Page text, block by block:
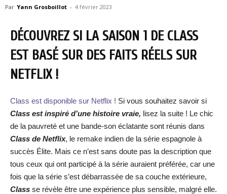
Par Yann Grosboillot - 4 février 2023
DÉCOUVREZ SI LA SAISON 1 DE CLASS
EST BASÉ SUR DES FAITS RÉELS SUR
NETFLIX !
Class est disponible sur Netflix ! Si vous souhaitez savoir si
Class est inspiré d’une histoire vraie, lisez la suite ! Le chic
de la pauvreté et une bande-son éclatante sont réunis dans
Class de Netflix, le remake indien de la série espagnole à
succès Élite. Mais ce n’est sans doute pas la description que
tous ceux qui ont participé à la série auraient préférée, car une
fois que la série s’est débarrassée de sa couche extérieure,
Class se révèle être une expérience plus sensible, malgré elle.